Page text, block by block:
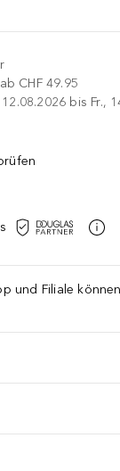
CHF 49.95
bis Fr.,
DEN WARENKORB
und Filiale